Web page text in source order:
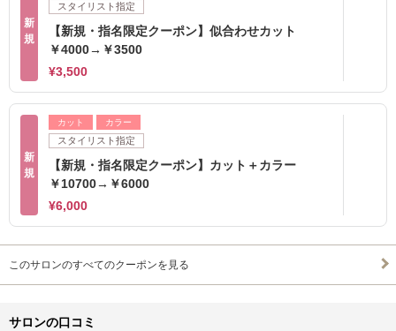
新
規
スタイリスト指定
【新規・指名限定クーポン】似合わせカット
￥4000→￥3500
¥3,500
新
規
カット カラー
スタイリスト指定
【新規・指名限定クーポン】カット＋カラー
￥10700→￥6000
¥6,000
このサロンのすべてのクーポンを見る
サロンの口コミ